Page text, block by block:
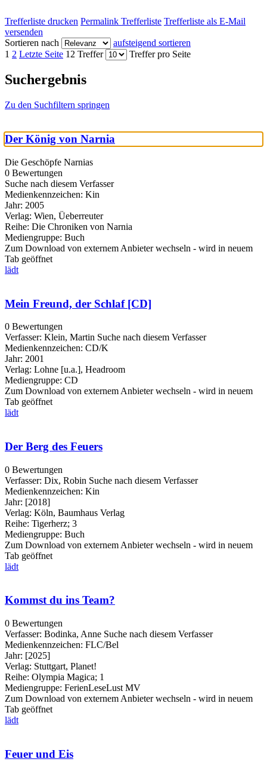
Trefferliste drucken Permalink Trefferliste Trefferliste als E-Mail
versenden
Sortieren nach
aufsteigend sortieren
1 2 Letzte Seite 12 Treffer Treffer pro Seite
Suchergebnis
Zu den Suchfiltern springen
Der König von Narnia
Die Geschöpfe Narnias
0 Bewertungen
Suche nach diesem Verfasser
Medienkennzeichen: Kin
Jahr: 2005
Verlag: Wien, Üeberreuter
Reihe: Die Chroniken von Narnia
Mediengruppe: Buch
Zum Download von externem Anbieter wechseln - wird in neuem
Tab geöffnet
lädt
Mein Freund, der Schlaf [CD]
0 Bewertungen
Verfasser: Klein, Martin Suche nach diesem Verfasser
Medienkennzeichen: CD/K
Jahr: 2001
Verlag: Lohne [u.a.], Headroom
Mediengruppe: CD
Zum Download von externem Anbieter wechseln - wird in neuem
Tab geöffnet
lädt
Der Berg des Feuers
0 Bewertungen
Verfasser: Dix, Robin Suche nach diesem Verfasser
Medienkennzeichen: Kin
Jahr: [2018]
Verlag: Köln, Baumhaus Verlag
Reihe: Tigerherz; 3
Mediengruppe: Buch
Zum Download von externem Anbieter wechseln - wird in neuem
Tab geöffnet
lädt
Kommst du ins Team?
0 Bewertungen
Verfasser: Bodinka, Anne Suche nach diesem Verfasser
Medienkennzeichen: FLC/Bel
Jahr: [2025]
Verlag: Stuttgart, Planet!
Reihe: Olympia Magica; 1
Mediengruppe: FerienLeseLust MV
Zum Download von externem Anbieter wechseln - wird in neuem
Tab geöffnet
lädt
Feuer und Eis